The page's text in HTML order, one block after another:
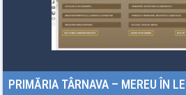
PRIMĂRIA TÂRNAVA – MEREU ÎN